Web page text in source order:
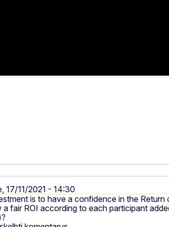
17/11/2021 - 14:30
is to have a confidence in the
fair ROI according to each participant